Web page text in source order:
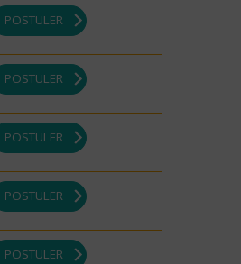
POSTULER
POSTULER
POSTULER
POSTULER
POSTULER